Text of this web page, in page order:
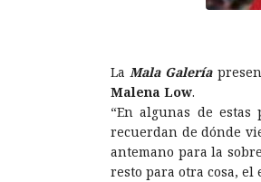
La Mala Galería
Malena Low.
“En algunas de
recuerdan de dónde
antemano para la
resto para otra cosa,